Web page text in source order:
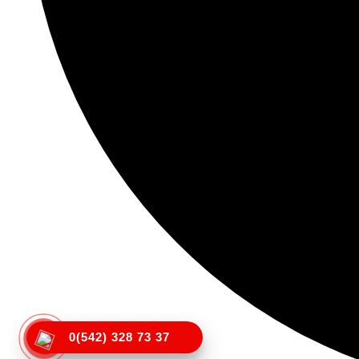
0(542) 328 73 37